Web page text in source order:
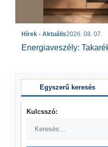
Hírek - Aktuális2026. 08. 07.
Energiaveszély:
Egyszerű keresés
Kulcsszó: